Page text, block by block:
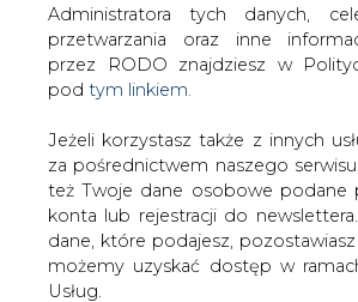
WŁĄCZ CIRE.TV
Administratora tych danych,
przetwarzania oraz inne
przez RODO znajdziesz w
pod tym linkiem.
Jeżeli korzystasz także z innych
za pośrednictwem naszego
też Twoje dane osobowe podane
konta lub rejestracji do
dane, które podajesz,
możemy uzyskać dostęp w
Usług.
Strona główna RYNEK GAZU /
energetyki zadeklarował pomoc
gazu